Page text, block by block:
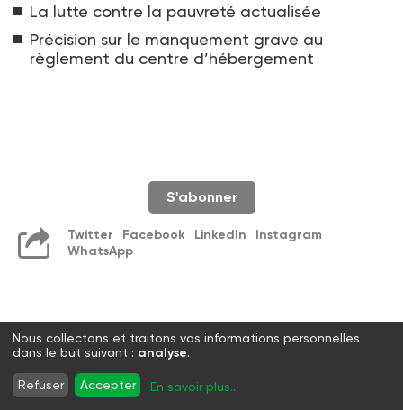
La lutte contre la pauvreté actualisée
Précision sur le manquement grave au
règlement du centre d’hébergement
S'abonner
Twitter Facebook LinkedIn
Instagram
WhatsApp
Nous collectons et traitons vos informations personnelles
dans le but suivant : analyse.
Refuser Accepter En savoir plus...